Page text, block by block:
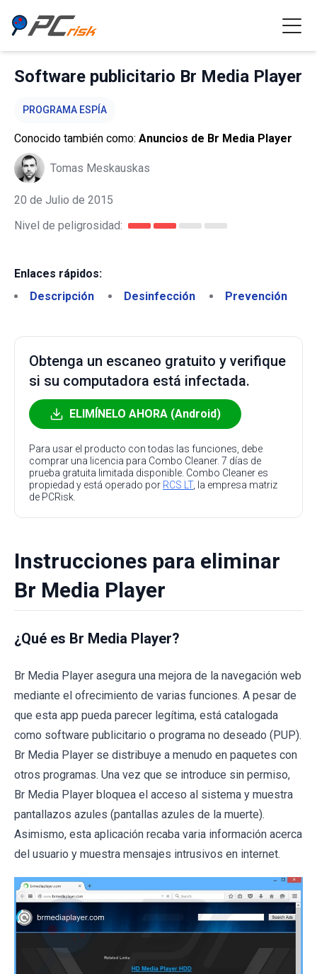
Software publicitario Br Media Player
PROGRAMA ESPÍA
Conocido también como: Anuncios de Br Media Player
Tomas Meskauskas
20 de Julio de 2015
Nivel de peligrosidad:
Enlaces rápidos:
Descripción
Desinfección Prevención
Obtenga un escaneo gratuito y verifique
si su computadora está infectada.
ELIMÍNELO AHORA (Android)
Para usar el producto con todas las funciones, debe
comprar una licencia para Combo Cleaner. 7 días de
prueba gratuita limitada disponible. Combo Cleaner es
propiedad y está operado por RCS LT, la empresa matriz
de PCRisk.
Instrucciones para eliminar
Br Media Player
¿Qué es Br Media Player?
Br Media Player asegura una mejora de la navegación web
mediante el ofrecimiento de varias funciones. A pesar de
que esta app pueda parecer legítima, está catalogada
como software publicitario o programa no deseado (PUP).
Br Media Player se distribuye a menudo en paquetes con
otros programas. Una vez que se introduce sin permiso,
Br Media Player bloquea el acceso al sistema y muestra
pantallazos azules (pantallas azules de la muerte).
Asimismo, esta aplicación recaba varia información acerca
del usuario y muestra mensajes intrusivos en internet.